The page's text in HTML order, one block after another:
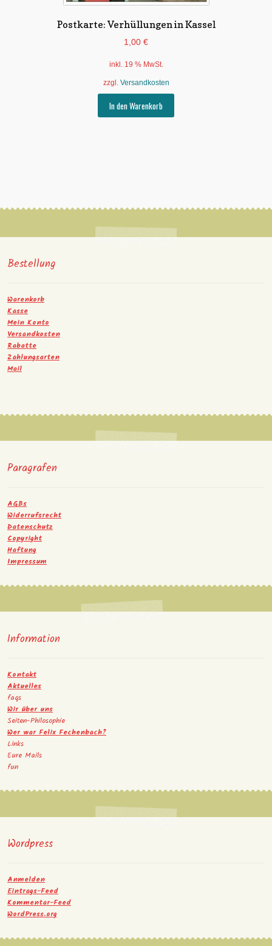
Postkarte: Verhüllungen in Kassel
1,00 €
inkl. 19 % MwSt.
zzgl. Versandkosten
In den Warenkorb
Bestellung
Warenkorb
Kasse
Mein Konto
Versandkosten
Rabatte
Zahlungsarten
Mail
Paragrafen
AGBs
Widerrufsrecht
Datenschutz
Copyright
Haftung
Impressum
Information
Kontakt
Aktuelles
faqs
Wir über uns
Seiten-Philosophie
Wer war Felix Fechenbach?
Links
Eure Mails
fun
Wordpress
Anmelden
Eintrags-Feed
Kommentar-Feed
WordPress.org